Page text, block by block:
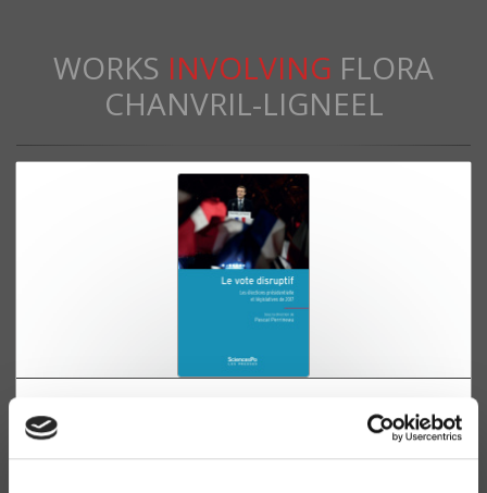
WORKS INVOLVING FLORA
CHANVRIL-LIGNEEL
Le Vote disruptif
Les élections présidentielle et législatives de 2017
Pascal Perrineau